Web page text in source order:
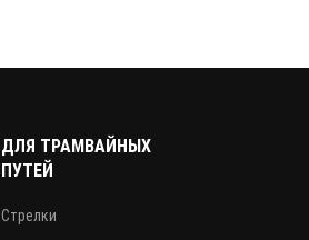
ДЛЯ ТРАМВАЙНЫХ
ПУТЕЙ
Стрелки